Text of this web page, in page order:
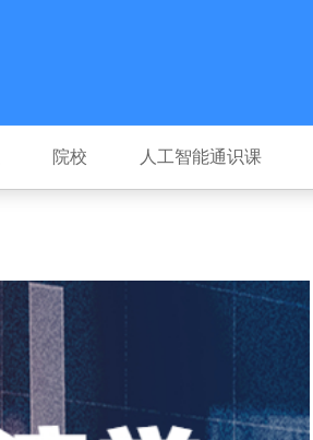
院校 人工智能通识课